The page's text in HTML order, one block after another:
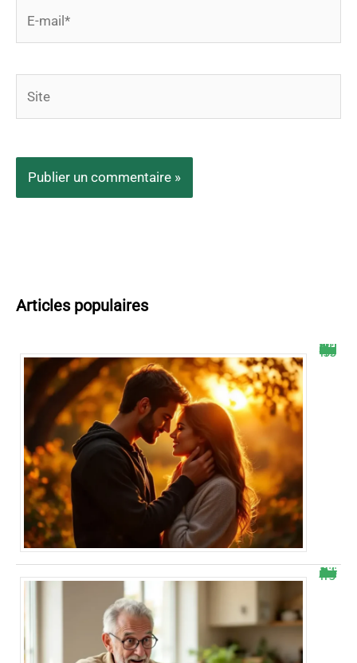
Articles populaires
Selon les astres, ce signe astrologique va vivre une passion inoubliable début octobre
Retraite Agirc-Arrco : il découvre une hausse surprise sur sa pension de novembre